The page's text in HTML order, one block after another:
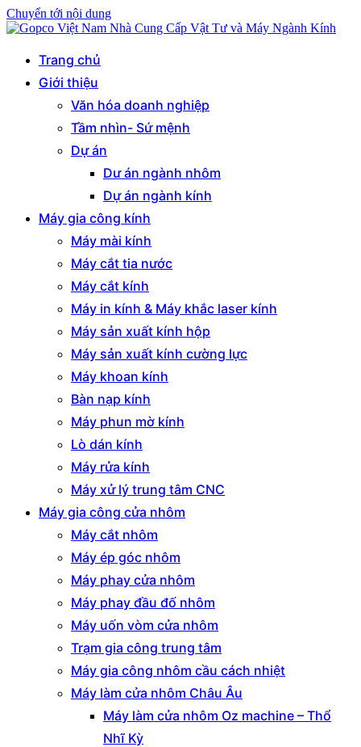
Chuyển tới nội dung
Gopco Việt Nam Nhà Cung Cấp Vật Tư và Máy Ngành Kính
Trao thành ý – nhận niềm tin
Trang chủ
Giới thiệu
Văn hóa doanh nghiệp
Tầm nhìn- Sứ mệnh
Dự án
Dư án ngành nhôm
Dự án ngành kính
Máy gia công kính
Máy mài kính
Máy cắt tia nước
Máy cắt kính
Máy in kính & Máy khắc laser kính
Máy sản xuất kính hộp
Máy sản xuất kính cường lực
Máy khoan kính
Bàn nạp kính
Máy phun mờ kính
Lò dán kính
Máy rửa kính
Máy xử lý trung tâm CNC
Máy gia công cửa nhôm
Máy cắt nhôm
Máy ép góc nhôm
Máy phay cửa nhôm
Máy phay đầu đố nhôm
Máy uốn vòm cửa nhôm
Trạm gia công trung tâm
Máy gia công nhôm cầu cách nhiệt
Máy làm cửa nhôm Châu Âu
Máy làm cửa nhôm Oz machine – Thổ
Nhĩ Kỳ